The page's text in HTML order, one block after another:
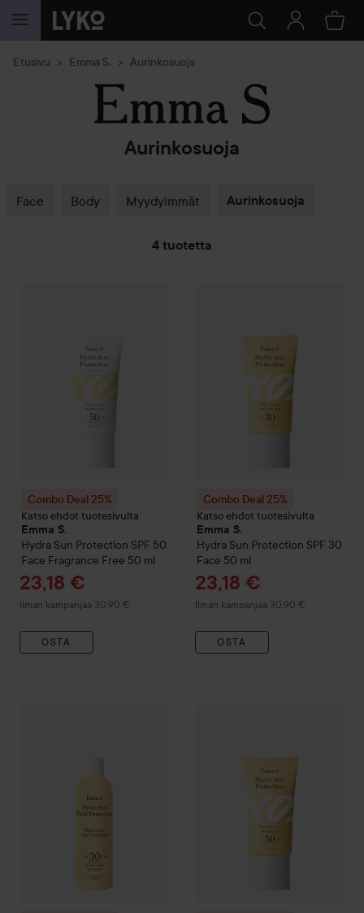
SIIRTYÄ JHK SISÄLTÖÖN
Etusivu Emma S. Aurinkosuoja
Aurinkosuoja
Face Body Myydyimmät Aurinkosuoja
4 tuotetta
Combo Deal 25%
Katso ehdot tuotesivulta
Emma S.
Hydra Sun Protection SPF 50
Face Fragrance Free 50 ml
Tarjoushinta
23,18 €
Ilman kampanjaa 30,90 €
OSTA
Combo Deal 25%
Katso ehdot tuotesivulta
Emma S.
Hydra Sun Protection SPF 30
Face 50 ml
Tarjoushinta
23,18 €
Ilman kampanjaa 30,90 €
OSTA